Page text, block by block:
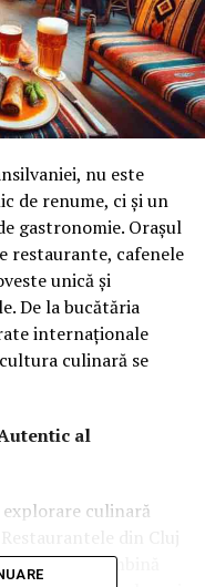
nu este
de renume, ci și un
gastronomie. Orașul
restaurante, cafenele
unică și
De la bucătăria
internaționale
culinară se
al
culinară
care combină